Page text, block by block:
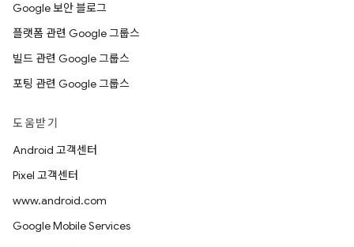
Google 보안 블로그
플랫폼 관련 Google 그룹스
빌드 관련 Google 그룹스
포팅 관련 Google 그룹스
도움받기
Android 고객센터
Pixel 고객센터
www.android.com
Google Mobile Services